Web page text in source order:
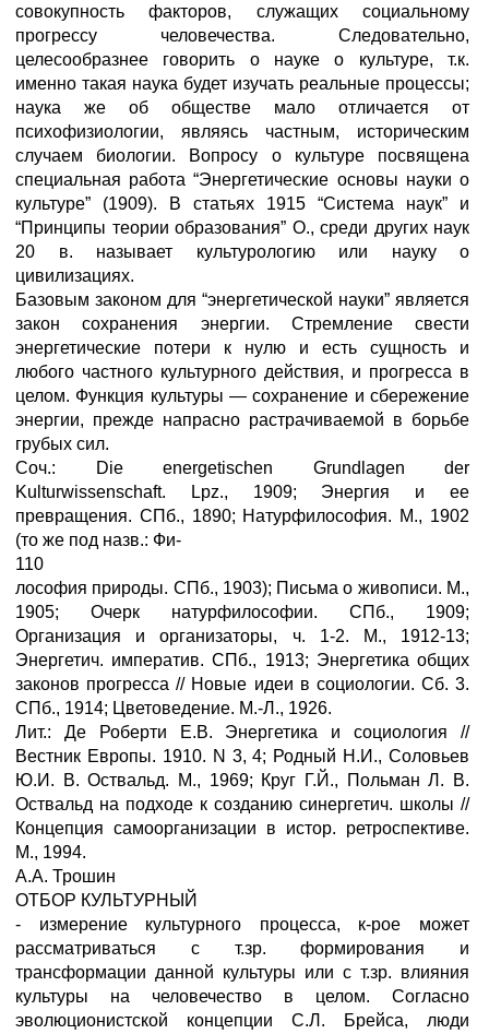
совокупность факторов, служащих социальному
прогрессу человечества. Следовательно,
целесообразнее говорить о науке о культуре, т.к.
именно такая наука будет изучать реальные процессы;
наука же об обществе мало отличается от
психофизиологии, являясь частным, историческим
случаем биологии. Вопросу о культуре посвящена
специальная работа “Энергетические основы науки о
культуре” (1909). В статьях 1915 “Система наук” и
“Принципы теории образования” О., среди других наук
20 в. называет культурологию или науку о
цивилизациях.
Базовым законом для “энергетической науки” является
закон сохранения энергии. Стремление свести
энергетические потери к нулю и есть сущность и
любого частного культурного действия, и прогресса в
целом. Функция культуры — сохранение и сбережение
энергии, прежде напрасно растрачиваемой в борьбе
грубых сил.
Соч.: Die energetischen Grundlagen der
Kulturwissenschaft. Lpz., 1909; Энергия и ее
превращения. СПб., 1890; Натурфилософия. М., 1902
(то же под назв.: Фи-
110
лософия природы. СПб., 1903); Письма о живописи. М.,
1905; Очерк натурфилософии. СПб., 1909;
Организация и организаторы, ч. 1-2. М., 1912-13;
Энергетич. императив. СПб., 1913; Энергетика общих
законов прогресса // Новые идеи в социологии. Сб. 3.
СПб., 1914; Цветоведение. М.-Л., 1926.
Лит.: Де Роберти Е.В. Энергетика и социология //
Вестник Европы. 1910. N 3, 4; Родный Н.И., Соловьев
Ю.И. В. Оствальд. М., 1969; Круг Г.Й., Польман Л. В.
Оствальд на подходе к созданию синергетич. школы //
Концепция самоорганизации в истор. ретроспективе.
М., 1994.
А.А. Трошин
ОТБОР КУЛЬТУРНЫЙ
- измерение культурного процесса, к-рое может
рассматриваться с т.зр. формирования и
трансформации данной культуры или с т.зр. влияния
культуры на человечество в целом. Согласно
эволюционистской концепции С.Л. Брейса, люди